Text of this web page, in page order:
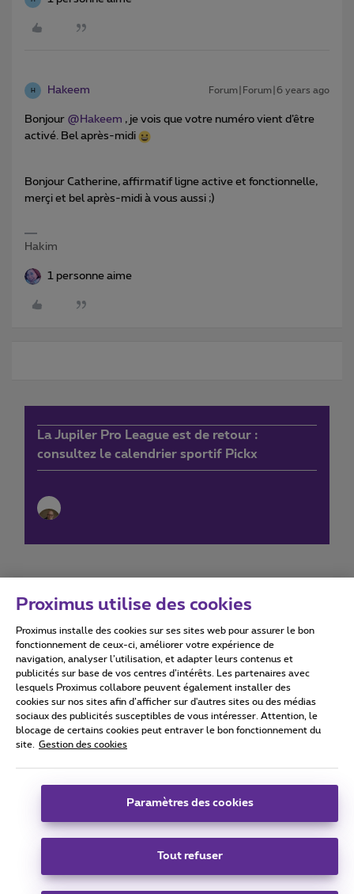
H Hakeem Forum|Forum|6 years ago
Bonjour @Hakeem , je vois que votre numéro vient d’être
activé. Bel après-midi
Bonjour Catherine, affirmatif ligne active et fonctionnelle,
merçi et bel après-midi à vous aussi ;)
Hakim
1 personne aime
La Jupiler Pro League est de retour :
consultez le calendrier sportif Pickx
Conditions d'utilisation Accessibility statement
Tous droits réservés. © 2026 Proximus
Conditions générales, info consommateur
Coordonnées de l’entreprise
Boulevard du Roi Albert II 27 - B-1030 Bruxelles.
Proximus utilise des cookies
Proximus installe des cookies sur ses sites web pour assurer le bon
fonctionnement de ceux-ci, améliorer votre expérience de
navigation, analyser l’utilisation, et adapter leurs contenus et
publicités sur base de vos centres d’intérêts. Les partenaires avec
lesquels Proximus collabore peuvent également installer des
cookies sur nos sites afin d’afficher sur d'autres sites ou des médias
sociaux des publicités susceptibles de vous intéresser. Attention, le
blocage de certains cookies peut entraver le bon fonctionnement du
site.
Gestion des cookies
Paramètres des cookies
Tout refuser